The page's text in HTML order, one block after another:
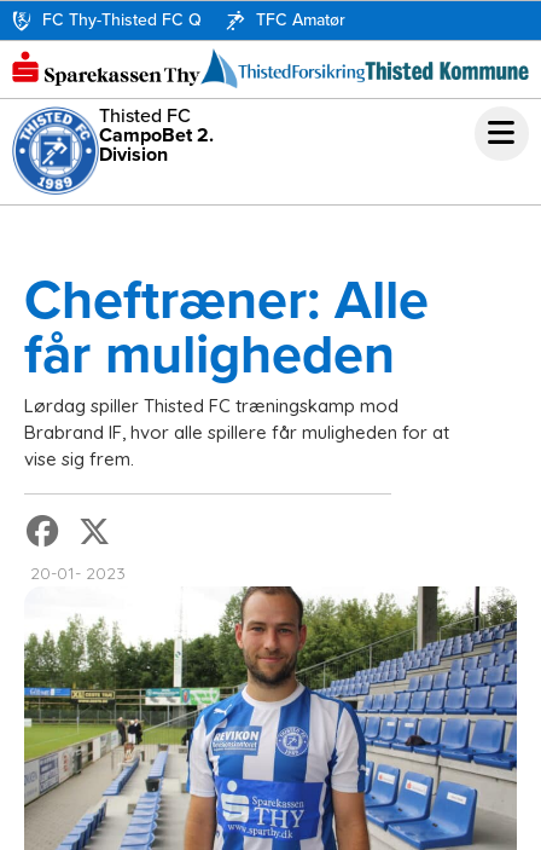
FC Thy-Thisted FC Q TFC Amatør
Thisted FC
CampoBet 2.
Division
Cheftræner: Alle
får muligheden
Lørdag spiller Thisted FC træningskamp mod
Brabrand IF, hvor alle spillere får muligheden for at
vise sig frem.
20-01- 2023